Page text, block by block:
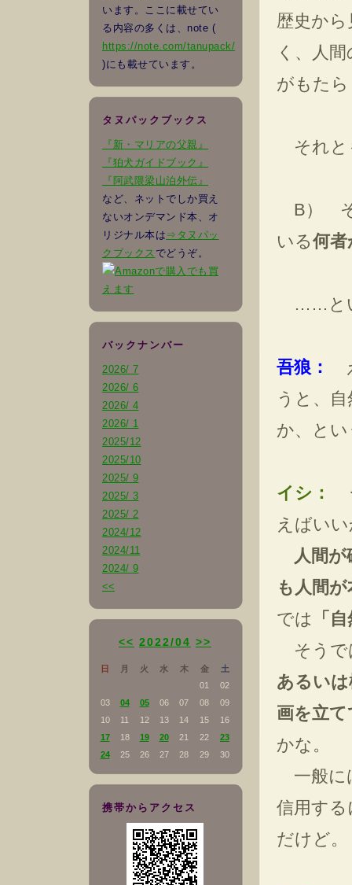
います。ここに載せてい
る内容の多くは、note (
https://note.com/tanupack/
)にも載せています。
タヌパックブックス
『新・マリアの父親』
『狛犬ガイドブック』
『阿武隈梁山泊外伝』
など、ネットでしか買え
ないオンデマンド本、オ
リジナル本は ⇒タヌパッ
クブックス でどうぞ。
でも買
えます
バックナンバー
2026/ 7
2026/ 6
2026/ 4
2026/ 1
2025/12
2025/10
2025/ 9
2025/ 3
2025/ 2
2024/12
2024/11
2024/ 9
<<
<< 2022/04 >>
日 月 火 水 木 金
土
01
02
03
04 05 06 07 08
09
10
11 12 13 14 15
16
17
18 19 20 21 22
23
24
25 26 27 28 29 30
携帯からアクセス
歴史か
く、人間
がもた
それと
B） そ
いる何
……と
吾狼：
うと、
か、と
イシ：
えばい
人間
も人間
では
「
そうで
あるい
画を立
かな。
一般に
信用す
だけど。